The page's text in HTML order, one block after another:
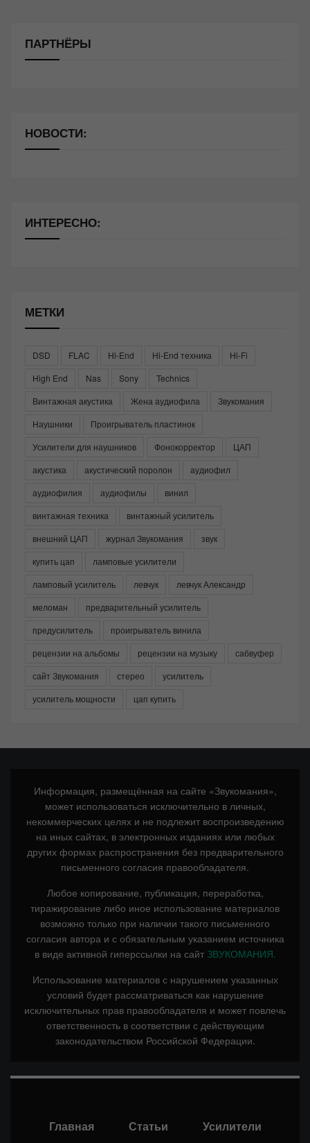
ПАРТНЁРЫ
НОВОСТИ:
ИНТЕРЕСНО:
МЕТКИ
DSD FLAC Hi-End Hi-End техника
Hi-Fi
High End
Nas Sony
Technics
Винтажная акустика
Жена аудиофила
Звукомания
Наушники
Проигрыватель пластинок
Усилители для наушников
Фонокорректор
ЦАП
акустика
акустический поролон
аудиофил
аудиофилия
аудиофилы
винил
винтажная техника
винтажный усилитель
внешний ЦАП
журнал Звукомания
звук
купить цап
ламповые усилители
ламповый усилитель
левчук
левчук Александр
меломан
предварительный усилитель
предусилитель
проигрыватель винила
рецензии на альбомы
рецензии на музыку
сабвуфер
сайт Звукомания
стерео
усилитель
усилитель мощности
цап купить
Информация, размещённая на сайте «Звукомания»,
может использоваться исключительно в личных,
некоммерческих целях и не подлежит воспроизведению
на иных сайтах, в электронных изданиях или любых
других формах распространения без предварительного
письменного согласия правообладателя.
Любое копирование, публикация, переработка,
тиражирование либо иное использование материалов
возможно только при наличии такого письменного
согласия автора и с обязательным указанием источника
в виде активной гиперссылки на сайт ЗВУКОМАНИЯ.
Использование материалов с нарушением указанных
условий будет рассматриваться как нарушение
исключительных прав правообладателя и может повлечь
ответственность в соответствии с действующим
законодательством Российской Федерации.
Главная Статьи Усилители